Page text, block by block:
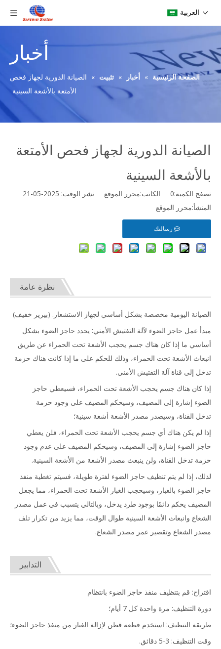
العربية
أخبار
الصفحة الرئيسية » أخبار » تثبيت » الصيانة الدورية لجهاز فحص
الأمتعة بالأشعة السينية
الصيانة الدورية لجهاز فحص الأمتعة
بالأشعة السينية
تصفح الكمية:0
المنشأ:محرر الموقع
رسالتك
نظرة عامة
الصيانة اليومية مخصصة بشكل أساسي لجهاز الاستشعار. (بيرير خفيف)
مبدأ عمل حاجز الضوء لآلة التفتيش الأمني: يحدد حاجز الضوء بشكل
أساسي ما إذا كان هناك جسم يحجب الأشعة تحت الحمراء عن طريق
انبعاث الأشعة تحت الحمراء، وذلك للحكم على ما إذا كانت هناك حزمة
تدخل إلى قناة آلة التفتيش الأمني.
إذا كان هناك جسم يحجب الأشعة تحت الحمراء، فسيعطي حاجز
الضوء إشارة إلى المضيف، وسيحكم المضيف على وجود حزمة
تدخل القناة، وسيصدر مصدر الأشعة أشعة سينية؛
إذا لم يكن هناك أي جسم يحجب الأشعة تحت الحمراء، فلن يعطي
حاجز الضوء إشارة إلى المضيف، وسيحكم المضيف على عدم وجود
حزمة تدخل القناة، ولن ينبعث مصدر الأشعة من الأشعة السينية.
لذلك، إذا لم يتم تنظيف حاجز الضوء لفترة طويلة، فسيتم تغطية منفذ
حاجز الضوء بالغبار، وسيحجب الغبار الأشعة تحت الحمراء، مما يجعل
المضيف يحكم دائمًا بوجود طرد يدخل، وبالتالي يتسبب في عمل مصدر
الشعاع وانبعاث الأشعة السينية طوال الوقت، مما يزيد من تكرار تلف
مصدر الشعاع وتقصير عمر مصدر الشعاع.
التدابير
اقتراح: قم بتنظيف منفذ حاجز الضوء بانتظام
دورة التنظيف: مرة واحدة كل 7 أيام؛
طريقة التنظيف: استخدم قطعة قطن لإزالة الغبار من منفذ حاجز الضوء؛
وقت التنظيف: 3-5 دقائق.